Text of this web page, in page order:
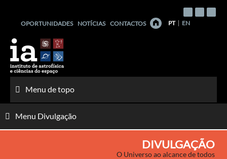
conteúdo
OPORTUNIDADES NOTÍCIAS CONTACTOS PT EN
Menu de topo
Menu Divulgação
DIVULGAÇÃO
O Universo ao alcance de todos